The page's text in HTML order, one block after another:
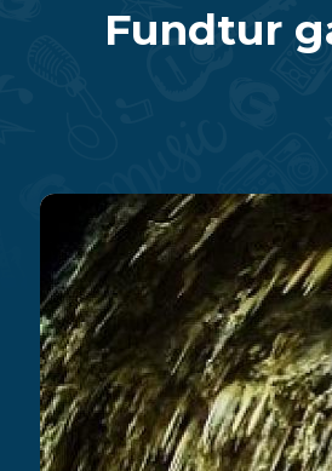
Fundtur